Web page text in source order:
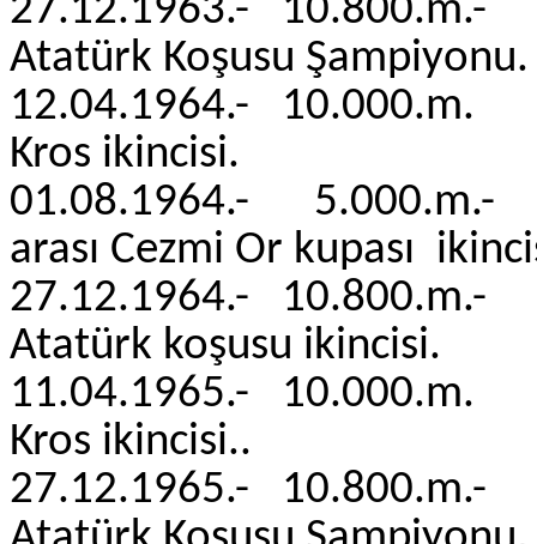
27.12.1963.-
Atatürk Koşusu Şampiyonu.
12.04.1964.-
Kros ikincisi.
01.08.1964.-
arası Cezmi Or kupası
27.12.1964.-
Atatürk koşusu ikincisi.
11.04.1965.-
Kros ikincisi..
27.12.1965.-